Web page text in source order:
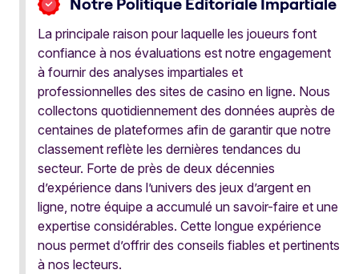
La principale raison pour laquelle les joueurs font
confiance à nos évaluations est notre engagement
à fournir des analyses impartiales et
professionnelles des sites de casino en ligne. Nous
collectons quotidiennement des données auprès de
centaines de plateformes afin de garantir que notre
classement reflète les dernières tendances du
secteur. Forte de près de deux décennies
d’expérience dans l’univers des jeux d’argent en
ligne, notre équipe a accumulé un savoir-faire et une
expertise considérables. Cette longue expérience
nous permet d’offrir des conseils fiables et pertinents
à nos lecteurs.